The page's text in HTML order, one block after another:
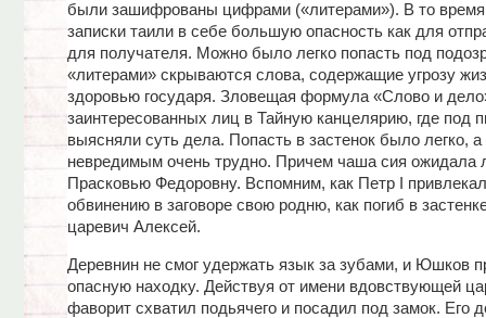
были зашифрованы цифрами («литерами»). В то время
записки таили в себе большую опасность как для
для получателя. Можно было легко попасть под
«литерами» скрываются слова, содержащие угрозу
здоровью государя. Зловещая формула «Слово и
заинтересованных лиц в Тайную канцелярию, где под
выясняли суть дела. Попасть в застенок было легко, а
невредимым очень трудно. Причем чаша сия ожидала
Прасковью Федоровну. Вспомним, как Петр I
обвинению в заговоре свою родню, как погиб в
царевич Алексей.
Деревнин не смог удержать язык за зубами, и Юшков
опасную находку. Действуя от имени вдовствующей
фаворит схватил подьячего и посадил под замок. Его